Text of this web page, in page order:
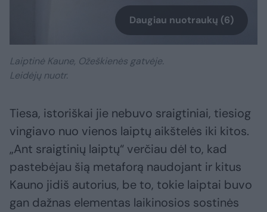
Daugiau nuotraukų (6)
Laiptinė Kaune, Ožeškienės gatvėje.
Leidėjų nuotr.
Tiesa, istoriškai jie nebuvo sraigtiniai, tiesiog
vingiavo nuo vienos laiptų aikštelės iki kitos.
„Ant sraigtinių laiptų“ verčiau dėl to, kad
pastebėjau šią metaforą naudojant ir kitus
Kauno jidiš autorius, be to, tokie laiptai buvo
gan dažnas elementas laikinosios sostinės